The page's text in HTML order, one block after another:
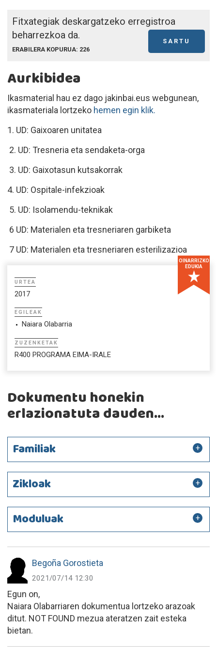
Fitxategiak deskargatzeko erregistroa
beharrezkoa da.
SARTU
ERABILERA KOPURUA: 226
Aurkibidea
Ikasmaterial hau ez dago jakinbai.eus webgunean,
ikasmateriala lortzeko hemen egin klik.
1. UD: Gaixoaren unitatea
2. UD: Tresneria eta sendaketa-orga
3. UD: Gaixotasun kutsakorrak
4. UD: Ospitale-infekzioak
5. UD: Isolamendu-teknikak
6 UD: Materialen eta tresneriaren garbiketa
7 UD: Materialen eta tresneriaren esterilizazioa
OINARRIZKO
EDUKIA
URTEA
2017
EGILEAK
Naiara Olabarria
ZUZENKETAK
R400 PROGRAMA EIMA-IRALE
Dokumentu honekin
erlazionatuta dauden...
Familiak
Zikloak
Moduluak
Begoña Gorostieta
2021/07/14 12:30
Egun on,
Naiara Olabarriaren dokumentua lortzeko arazoak
ditut. NOT FOUND mezua ateratzen zait esteka
bietan.